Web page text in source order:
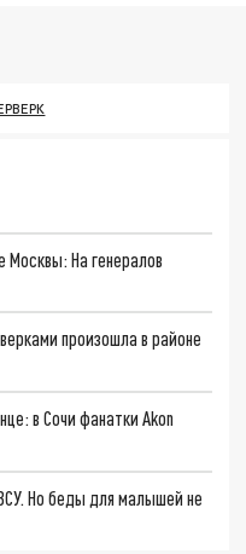
Москвы: На генералов
произошла в районе
в Сочи фанатки Akon
Но беды для малышей не